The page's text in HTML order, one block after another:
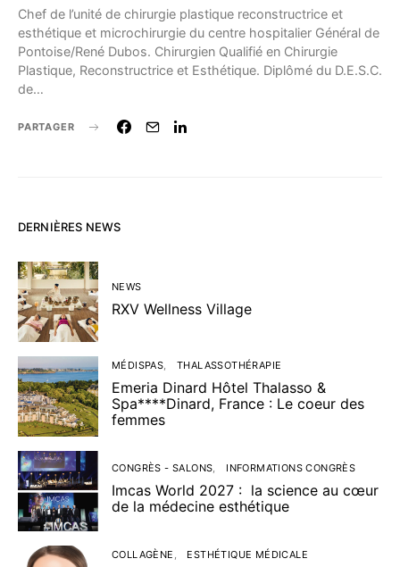
Chef de l’unité de chirurgie plastique reconstructrice et
esthétique et microchirurgie du centre hospitalier Général de
Pontoise/René Dubos. Chirurgien Qualifié en Chirurgie
Plastique, Reconstructrice et Esthétique. Diplômé du D.E.S.C.
de…
PARTAGER
DERNIÈRES NEWS
NEWS
RXV Wellness Village
MÉDISPAS THALASSOTHÉRAPIE
Emeria Dinard Hôtel Thalasso &
Spa****Dinard, France : Le coeur des
femmes
CONGRÈS - SALONS INFORMATIONS CONGRÈS
Imcas World 2027 : la science au cœur
de la médecine esthétique
COLLAGÈNE ESTHÉTIQUE MÉDICALE